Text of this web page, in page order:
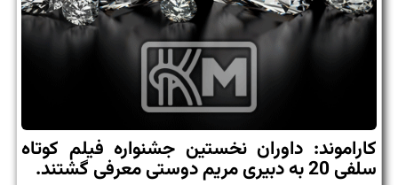
كاراموند: داوران نخستین جشنواره فیلم كوتاه
سلفی 20 به دبیری مریم دوستی معرفی گشتند.